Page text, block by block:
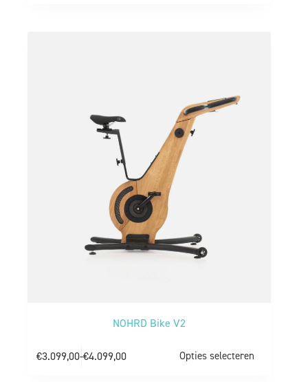
NOHRD Bike V2
€3.099,00-€4.099,00 Opties selecteren